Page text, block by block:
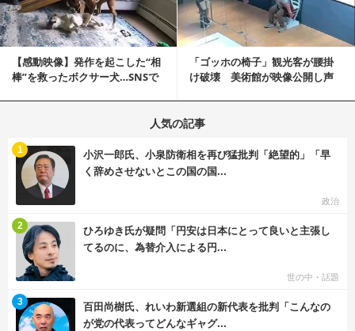
【感動映像】発作を起こした“相
棒”を救ったボクサー犬…SNSで
「ゴッホの椅子」観光客が腰掛
け破壊 美術館が映像公開し声
人気の記事
小沢一郎氏、小泉防衛相を再び猛批判「絶望的」「早
く辞めさせないとこの国の国...
政治
1
ひろゆき氏が疑問「円安は日本にとって良いと主張し
てるのに、為替介入による円...
世の中・話題
2
百田尚樹氏、れいわ新選組の新代表を批判「こんなの
が党の代表ってどんなギャグ...
3